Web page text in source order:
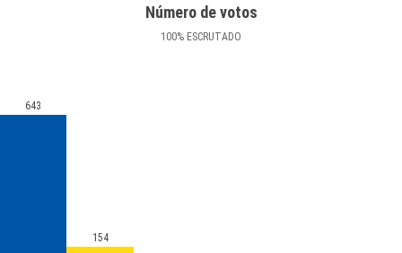
Número de votos
100% ESCRUTADO
643
154